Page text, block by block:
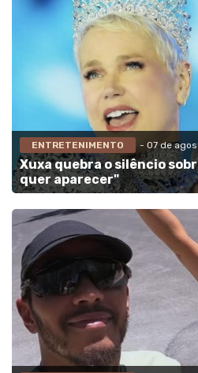
ENTRETENIMENTO - 07 de
Xuxa quebra o silêncio
quer aparecer"